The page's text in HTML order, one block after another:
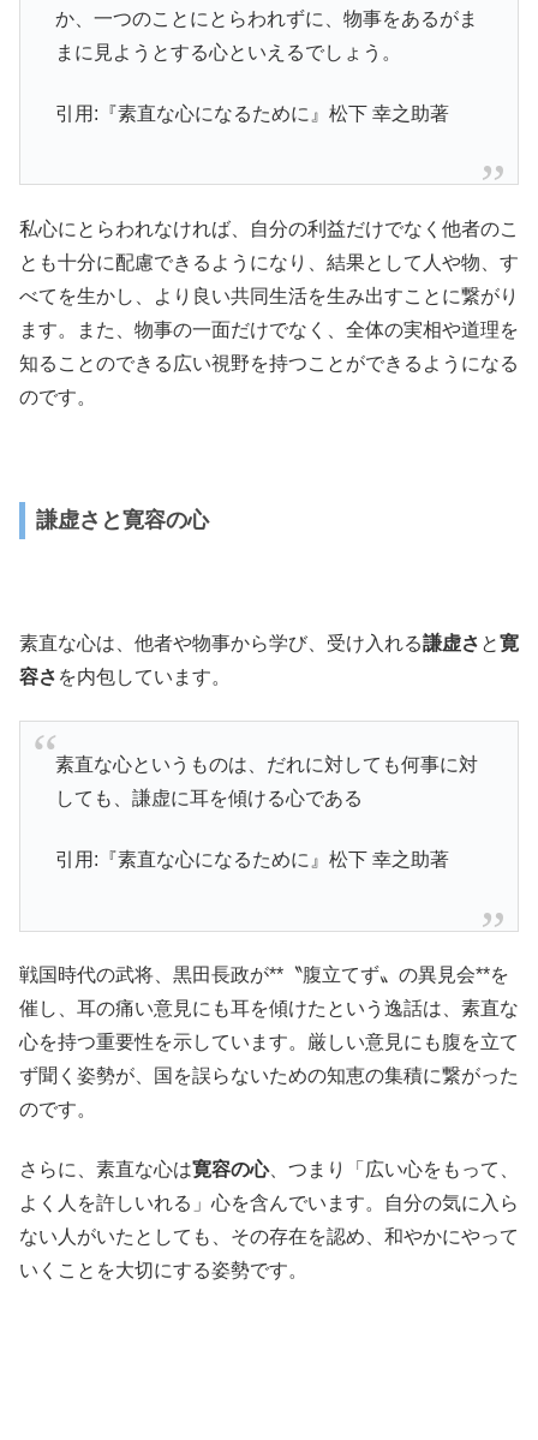
か、一つのことにとらわれずに、物事をあるがま
まに見ようとする心といえるでしょう。
引用:『素直な心になるために』松下 幸之助著
私心にとらわれなければ、自分の利益だけでなく他者のこ
とも十分に配慮できるようになり、結果として人や物、す
べてを生かし、より良い共同生活を生み出すことに繋がり
ます。また、物事の一面だけでなく、全体の実相や道理を
知ることのできる広い視野を持つことができるようになる
のです。
謙虚さと寛容の心
素直な心は、他者や物事から学び、受け入れる謙虚さ と寛
容さ を内包しています。
素直な心というものは、だれに対しても何事に対
しても、謙虚に耳を傾ける心である
引用:『素直な心になるために』松下 幸之助著
戦国時代の武将、黒田長政が**〝腹立てず〟の異見会**を
催し、耳の痛い意見にも耳を傾けたという逸話は、素直な
心を持つ重要性を示しています。厳しい意見にも腹を立て
ず聞く姿勢が、国を誤らないための知恵の集積に繋がった
のです。
さらに、素直な心は寛容の心、つまり「広い心をもって、
よく人を許しいれる」心を含んでいます。自分の気に入ら
ない人がいたとしても、その存在を認め、和やかにやって
いくことを大切にする姿勢です。